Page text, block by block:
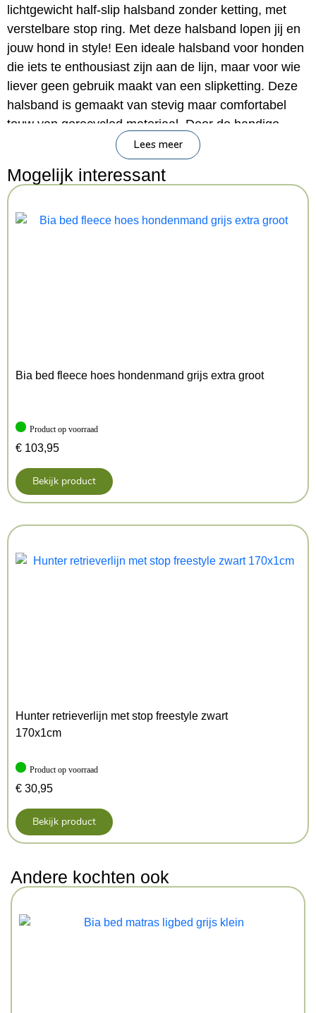
lichtgewicht half-slip halsband zonder ketting, met
verstelbare stop ring. Met deze halsband lopen jij en
jouw hond in style! Een ideale halsband voor honden
die iets te enthousiast zijn aan de lijn, maar voor wie
liever geen gebruik maakt van een slipketting. Deze
halsband is gemaakt van stevig maar comfortabel
touw van gerecycled materiaal. Door de handige
constructie komt de halsband iets strakker te staan bij
veel druk, maar zorgt de ring voor een blokkade die
voorkomt dat de halsband volledig strak trekt.
Eenvoudig om- en af te doen!
Kenmerken: 55×1 cm
Lees meer
Mogelijk interessant
Bia bed fleece hoes hondenmand grijs extra groot
Product op voorraad
€ 103,95
Bekijk product
Hunter retrieverlijn met stop freestyle zwart
170x1cm
Product op voorraad
€ 30,95
Bekijk product
Andere kochten ook